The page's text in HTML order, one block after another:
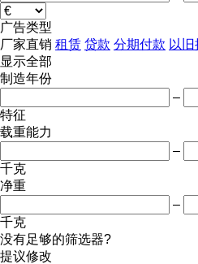
广告类型
厂家直销 租赁 贷款 分期付款 以
显示全部
制造年份
–
特征
载重能力
–
千克
净重
–
千克
没有足够的筛选器?
提议修改